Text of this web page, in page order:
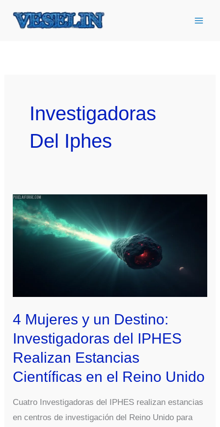
Investigadoras
Del Iphes
4 Mujeres y un Destino:
Investigadoras del IPHES
Realizan Estancias
Científicas en el Reino Unido
Cuatro Investigadoras del IPHES realizan estancias
en centros de investigación del Reino Unido para